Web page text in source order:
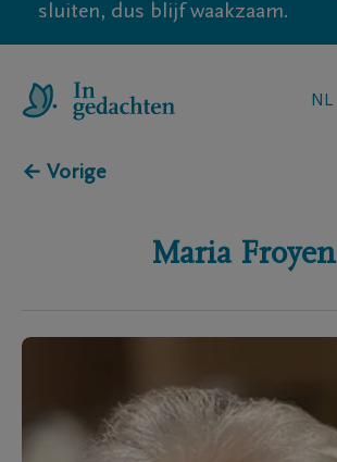
sluiten, dus blijf waakzaam.
NL
← Vorige
Maria Froyen